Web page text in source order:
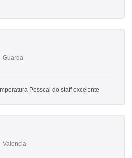
Guarda
Pessoal do staff excelente
Valencia